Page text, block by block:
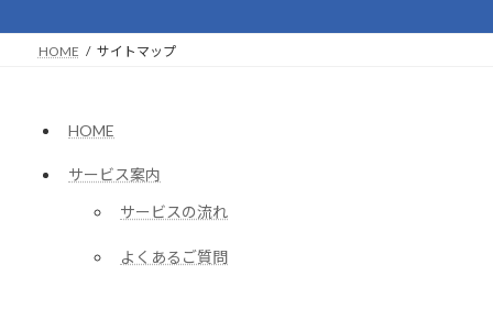
HOME サイトマップ
HOME
サービス案内
サービスの流れ
よくあるご質問